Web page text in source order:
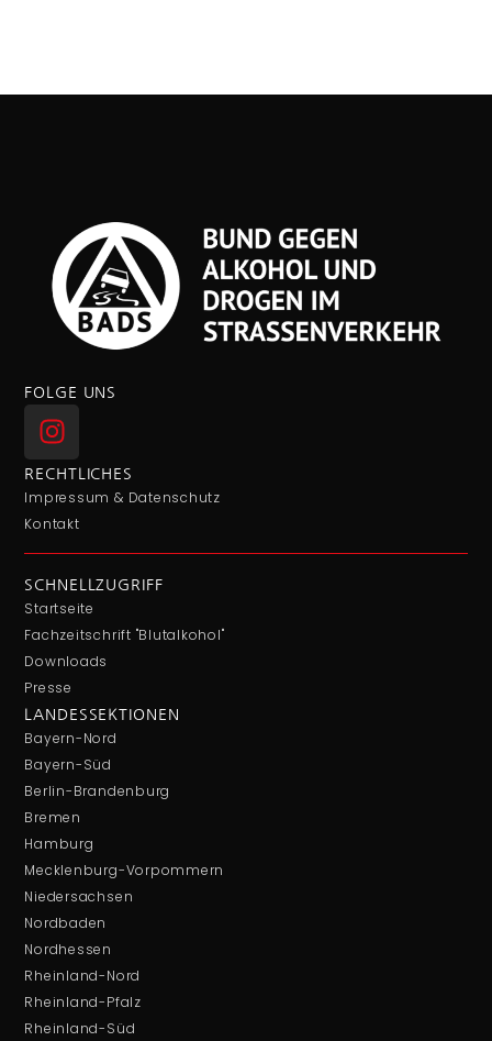
FOLGE UNS
RECHTLICHES
Impressum & Datenschutz
Kontakt
SCHNELLZUGRIFF
Startseite
Fachzeitschrift "Blutalkohol"
Downloads
Presse
LANDESSEKTIONEN
Bayern-Nord
Bayern-Süd
Berlin-Brandenburg
Bremen
Hamburg
Mecklenburg-Vorpommern
Niedersachsen
Nordbaden
Nordhessen
Rheinland-Nord
Rheinland-Pfalz
Rheinland-Süd